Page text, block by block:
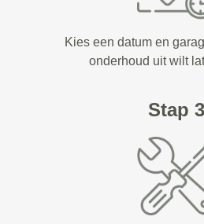
Kies een datum en
onderhoud uit wilt
Stap 3